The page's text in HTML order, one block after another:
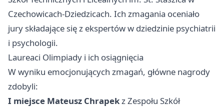
Czechowicach-Dziedzicach. Ich zmagania oceniało
jury składające się z ekspertów w dziedzinie psychiatrii
i psychologii.
Laureaci Olimpiady i ich osiągnięcia
W wyniku emocjonujących zmagań, główne nagrody
zdobyli:
I miejsce Mateusz Chrapekz Zespołu Szkół